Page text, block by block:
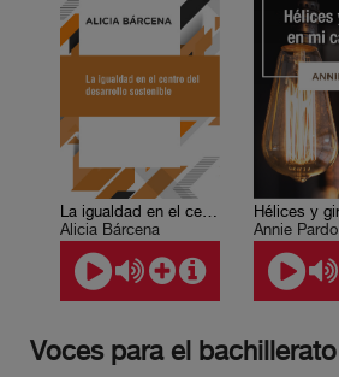
La igualdad en el centro del desarrollo sostenible
Alicia Bárcena
Annie Pardo
Voces para el bachillerato